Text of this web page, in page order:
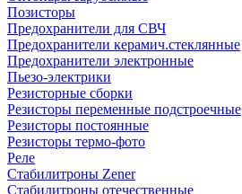
Позисторы
Предохранители для СВЧ
Предохранители керамич.стеклянные
Предохранители электронные
Пьезо-электрики
Резисторные сборки
Резисторы переменные подстроечные
Резисторы постоянные
Резисторы термо-фото
Реле
Стабилитроны Zener
Стабилитроны отечественные